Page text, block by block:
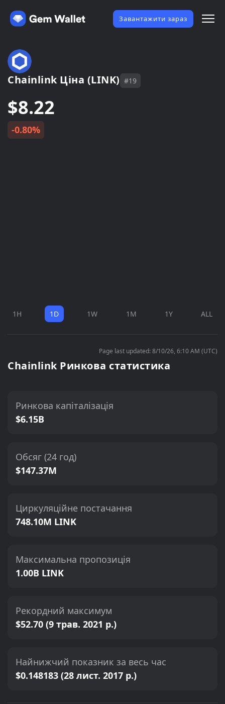
Завантажити зараз
Chainlink Ціна (LINK) #19
$8.22
-0.80%
1H 1D 1W 1M 1Y ALL
Page last updated: 8/10/26, 6:10 AM (UTC)
Chainlink Ринкова статистика
Ринкова капіталізація
$6.15B
Обсяг (24 год)
$147.37M
Циркуляційне постачання
748.10M LINK
Максимальна пропозиція
1.00B LINK
Рекордний максимум
$52.70 (9 трав. 2021 р.)
Найнижчий показник за весь час
$0.148183 (28 лист. 2017 р.)